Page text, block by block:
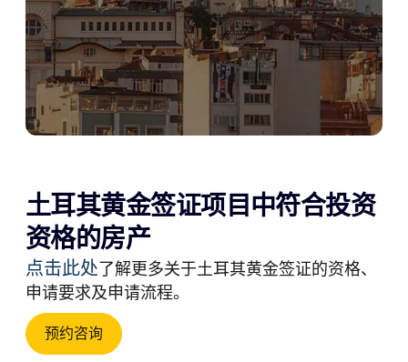
土耳其黄金签证项目中符合投资
资格的房产
点击此处了解更多关于土耳其黄金签证的资格、
申请要求及申请流程。
预约咨询